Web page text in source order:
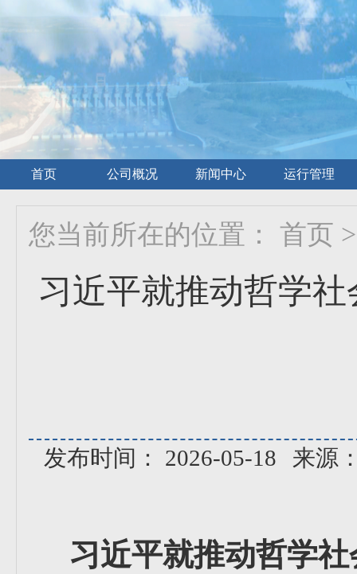
首页 公司概况 新闻中心 运行管理
您当前所在的位置： 首页 >
习近平就推动哲学
发布时间： 2026-05-18 来源
习近平就推动哲学